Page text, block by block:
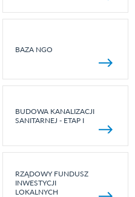
BAZA NGO
BUDOWA KANALIZACJI
SANITARNEJ - ETAP I
RZĄDOWY FUNDUSZ
INWESTYCJI
LOKALNYCH